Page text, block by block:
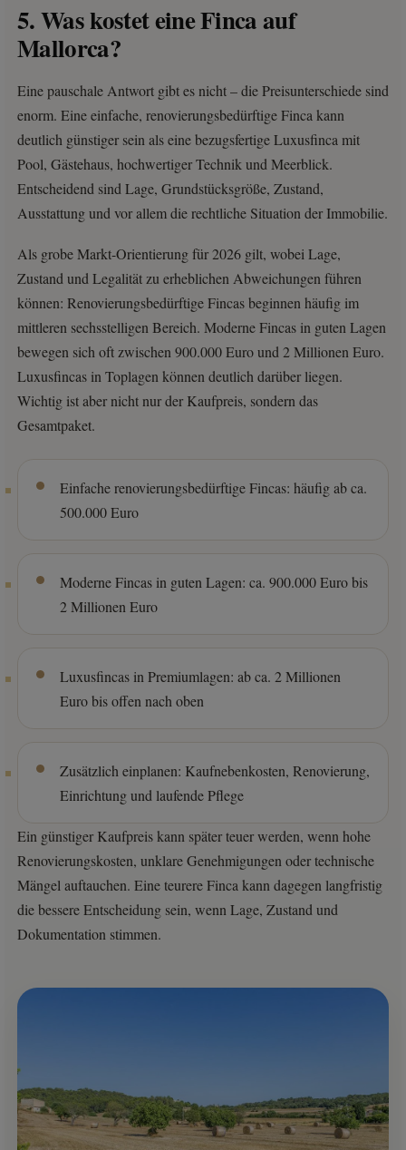
5. Was kostet eine Finca auf
Mallorca?
Eine pauschale Antwort gibt es nicht – die Preisunterschiede sind
enorm. Eine einfache, renovierungsbedürftige Finca kann
deutlich günstiger sein als eine bezugsfertige Luxusfinca mit
Pool, Gästehaus, hochwertiger Technik und Meerblick.
Entscheidend sind Lage, Grundstücksgröße, Zustand,
Ausstattung und vor allem die rechtliche Situation der Immobilie.
Als grobe Markt-Orientierung für 2026 gilt, wobei Lage,
Zustand und Legalität zu erheblichen Abweichungen führen
können: Renovierungsbedürftige Fincas beginnen häufig im
mittleren sechsstelligen Bereich. Moderne Fincas in guten Lagen
bewegen sich oft zwischen 900.000 Euro und 2 Millionen Euro.
Luxusfincas in Toplagen können deutlich darüber liegen.
Wichtig ist aber nicht nur der Kaufpreis, sondern das
Gesamtpaket.
Einfache renovierungsbedürftige Fincas: häufig ab ca.
500.000 Euro
Moderne Fincas in guten Lagen: ca. 900.000 Euro bis
2 Millionen Euro
Luxusfincas in Premiumlagen: ab ca. 2 Millionen
Euro bis offen nach oben
Zusätzlich einplanen: Kaufnebenkosten, Renovierung,
Einrichtung und laufende Pflege
Ein günstiger Kaufpreis kann später teuer werden, wenn hohe
Renovierungskosten, unklare Genehmigungen oder technische
Mängel auftauchen. Eine teurere Finca kann dagegen langfristig
die bessere Entscheidung sein, wenn Lage, Zustand und
Dokumentation stimmen.